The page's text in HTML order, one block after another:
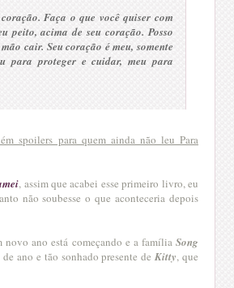
Faça o que você quiser com
peito, acima de seu coração. Posso
cair. Seu coração é meu, somente
para proteger e cuidar, meu para
spoilers para quem ainda não leu Para
, assim que acabei esse primeiro livro, eu
não soubesse o que aconteceria depois
novo ano está começando e a famíliaSong
ano e tão sonhado presente de Kitty, que